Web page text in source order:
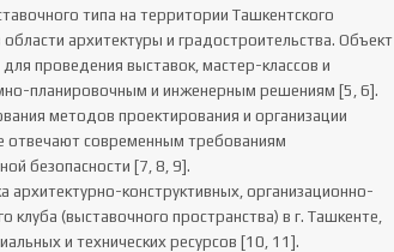
типа на территории Ташкентского
архитектуры и градостроительства. Объект
проведения выставок, мастер-классов и
планировочным и инженерным решениям [5, 6].
методов проектирования и организации
отвечают современным требованиям
безопасности [7, 8, 9].
конструктивных, организационно-
клуба (выставочного пространства) в г. Ташкенте,
и технических ресурсов [10, 11].